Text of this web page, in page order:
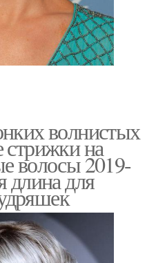
волнистых
стрижки на
волосы 2019-
длина для